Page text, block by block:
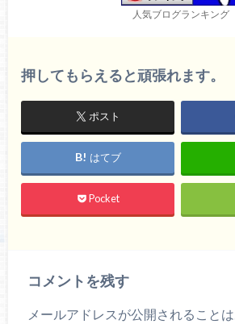
人気ブログランキング
押してもらえると頑張れます。
ポスト
はてブ
Pocket
コメントを残す
メールアドレスが公開されることは